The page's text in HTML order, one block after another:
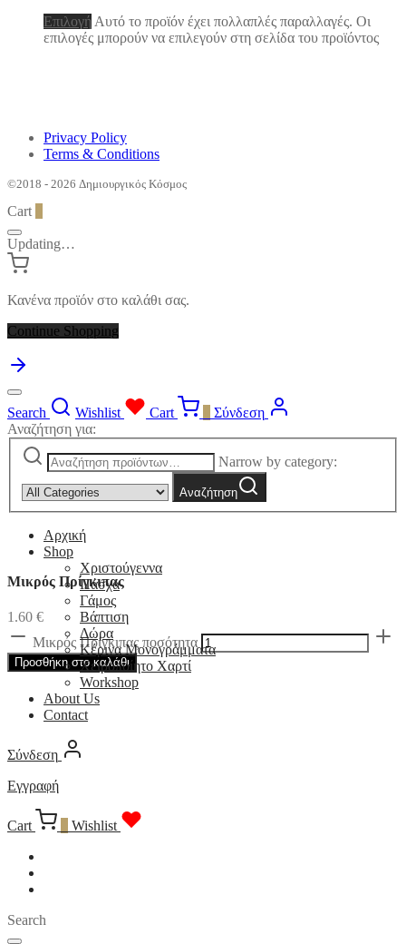
Επιλογή Αυτό το προϊόν έχει πολλαπλές παραλλαγές. Οι
επιλογές μπορούν να επιλεγούν στη σελίδα του προϊόντος
Μικρός Πρίγκιπας
1.60 €
Μικρός Πρίγκιπας ποσότητα
Προσθήκη στο καλάθι
Privacy Policy
Terms & Conditions
©2018 - 2026 Δημιουργικός Κόσμος
Cart
Updating…
Κανένα προϊόν στο καλάθι σας.
Continue Shopping
Search Wishlist Cart
Σύνδεση
Αναζήτηση για:
Narrow by category:
Αναζήτηση
Αρχική
Shop
Χριστούγεννα
Πάσχα
Γάμος
Βάπτιση
Δώρα
Κέρινα Μονογράμματα
Χειροποίητο Χαρτί
Workshop
About Us
Contact
Σύνδεση
Εγγραφή
Cart Wishlist
Search